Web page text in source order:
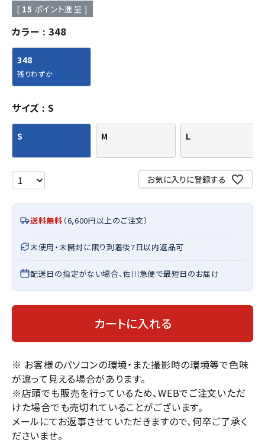
[ 15 ポイント進呈 ]
カラー 348
348
残りわずか
サイズ S
S M L
お気に入りに登録する
送料無料 （6,600円以上のご注文）
未使用・未開封に限り到着後7日以内返品可
配送日の指定がない場合、佐川急便で最短日のお届け
カートに入れる
※ お客様のパソコンの環境・また撮影時の環境等で色味
が違って見える場合があります。
※店頭でも販売を行っているため、WEBでご注文いただ
けた場合でも売切れていることがございます。
メールにてお返事させていただきますので、何卒ご了承く
ださいませ。